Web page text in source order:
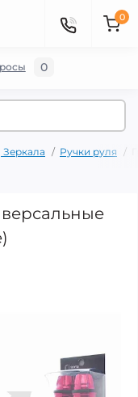
0
Зеркала Ручки руля
0